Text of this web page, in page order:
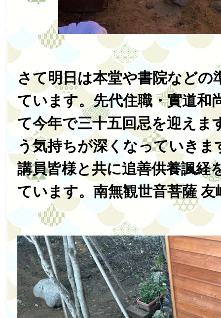
さて明日は本堂や書院などの
ています。先代住職・實道和
て今年で三十五回忌を迎えま
う気持ちが深くなっていきま
講員皆様と共に追善供養諷経
ています。南無観世音菩薩 友